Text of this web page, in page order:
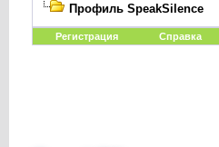
Профиль SpeakSilence
Регистрация Справка